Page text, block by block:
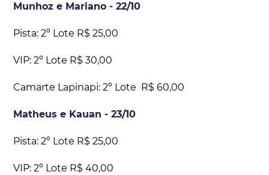
Munhoz e Mariano - 22/10
Pista: 2º Lote R$ 25,00
VIP: 2º Lote R$ 30,00
Camarte Lapinapi: 2º Lote R$ 60,00
Matheus e Kauan - 23/10
Pista: 2º Lote R$ 25,00
VIP: 2º Lote R$ 40,00